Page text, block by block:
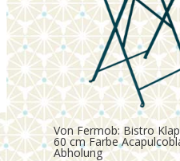
Von Fermob: Bistro
60 cm Farbe
Abholung